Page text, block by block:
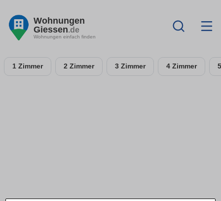
Wohnungen
Giessen.de
Wohnungen einfach finden
1 Zimmer 2 Zimmer 3 Zimmer 4 Zimmer